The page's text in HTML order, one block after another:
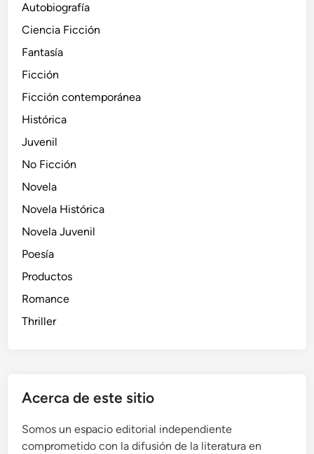
Autobiografía
Ciencia Ficción
Fantasía
Ficción
Ficción contemporánea
Histórica
Juvenil
No Ficción
Novela
Novela Histórica
Novela Juvenil
Poesía
Productos
Romance
Thriller
Acerca de este sitio
Somos un espacio editorial independiente
comprometido con la difusión de la literatura en